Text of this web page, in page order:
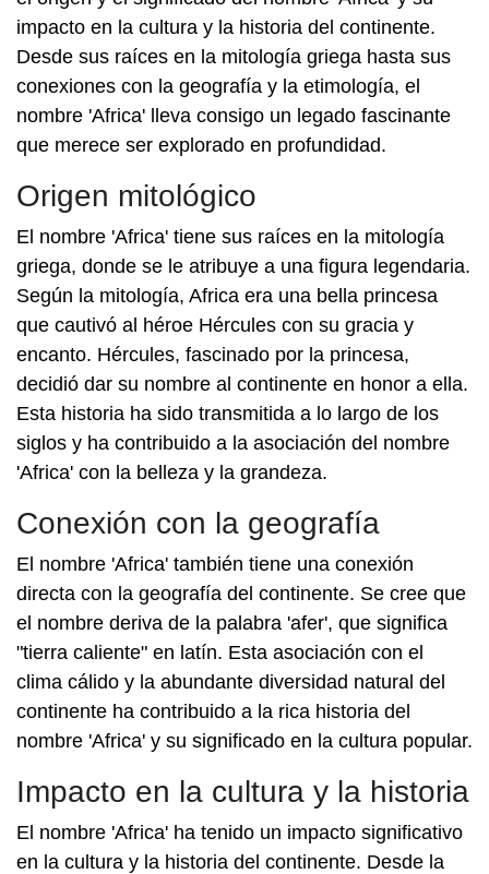
impacto en la cultura y la historia del continente.
Desde sus raíces en la mitología griega hasta sus
conexiones con la geografía y la etimología, el
nombre 'Africa' lleva consigo un legado fascinante
que merece ser explorado en profundidad.
Origen mitológico
El nombre 'Africa' tiene sus raíces en la mitología
griega, donde se le atribuye a una figura legendaria.
Según la mitología, Africa era una bella princesa
que cautivó al héroe Hércules con su gracia y
encanto. Hércules, fascinado por la princesa,
decidió dar su nombre al continente en honor a ella.
Esta historia ha sido transmitida a lo largo de los
siglos y ha contribuido a la asociación del nombre
'Africa' con la belleza y la grandeza.
Conexión con la geografía
El nombre 'Africa' también tiene una conexión
directa con la geografía del continente. Se cree que
el nombre deriva de la palabra 'afer', que significa
"tierra caliente" en latín. Esta asociación con el
clima cálido y la abundante diversidad natural del
continente ha contribuido a la rica historia del
nombre 'Africa' y su significado en la cultura popular.
Impacto en la cultura y la historia
El nombre 'Africa' ha tenido un impacto significativo
en la cultura y la historia del continente. Desde la